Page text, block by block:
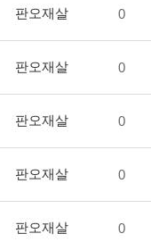
판오재살 0
판오재살 0
판오재살 0
판오재살 0
판오재살 0